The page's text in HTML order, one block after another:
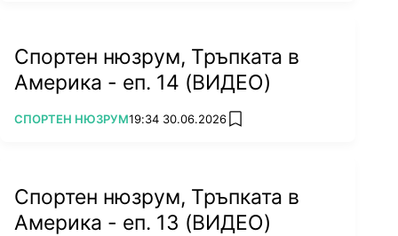
Спортен нюзрум, Тръпката в
Америка - еп. 14 (ВИДЕО)
ПОВЕЧЕ ОТ
СПОРТЕН НЮЗРУМ19:34 30.06.2026 add favorites
Спортен нюзрум, Тръпката в
Америка - еп. 13 (ВИДЕО)